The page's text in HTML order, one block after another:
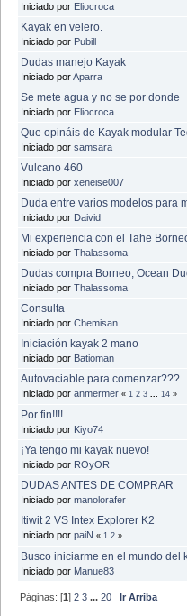
Iniciado por Eliocroca
Kayak en velero.
Iniciado por Pubill
Dudas manejo Kayak
Iniciado porAparra
Se mete agua y no se por donde
Iniciado por Eliocroca
Que opináis de Kayak modular
Iniciado por samsara
Vulcano 460
Iniciado por xeneise007
Duda entre varios modelos para
Iniciado por Daivid
Mi experiencia con el Tahe
Iniciado por Thalassoma
Dudas compra Borneo, Ocean
Iniciado por Thalassoma
Consulta
Iniciado por Chemisan
Iniciación kayak 2 mano
Iniciado por Batioman
Autovaciable para comenzar???
Iniciado por anmermer « 1 2 3 ... 14 »
Por fin!!!!
Iniciado por Kiyo74
¡Ya tengo mi kayak nuevo!
Iniciado por ROyOR
DUDAS ANTES DE COMPRAR
Iniciado por manolorafer
Itiwit 2 VS Intex Explorer K2
Iniciado por paiN « 1 2 »
Busco iniciarme en el mundo del
Iniciado por Manue83
Páginas: [1]2 3 ...20 Ir Arriba